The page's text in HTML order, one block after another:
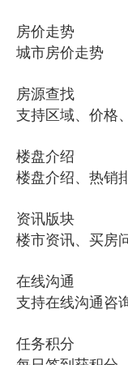
房价走势
城市房价走势
房源查找
支持区域、价格
楼盘介绍
楼盘介绍、热销
资讯版块
楼市资讯、买房
在线沟通
支持在线沟通咨
任务积分